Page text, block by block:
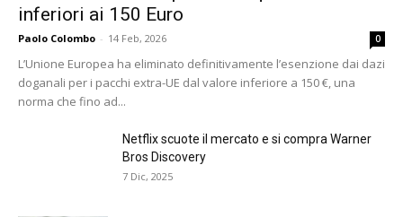
inferiori ai 150 Euro
Paolo Colombo - 14 Feb, 2026 0
L’Unione Europea ha eliminato definitivamente l’esenzione dai dazi
doganali per i pacchi extra-UE dal valore inferiore a 150 €, una
norma che fino ad...
Netflix scuote il mercato e si compra Warner
Bros Discovery
7 Dic, 2025